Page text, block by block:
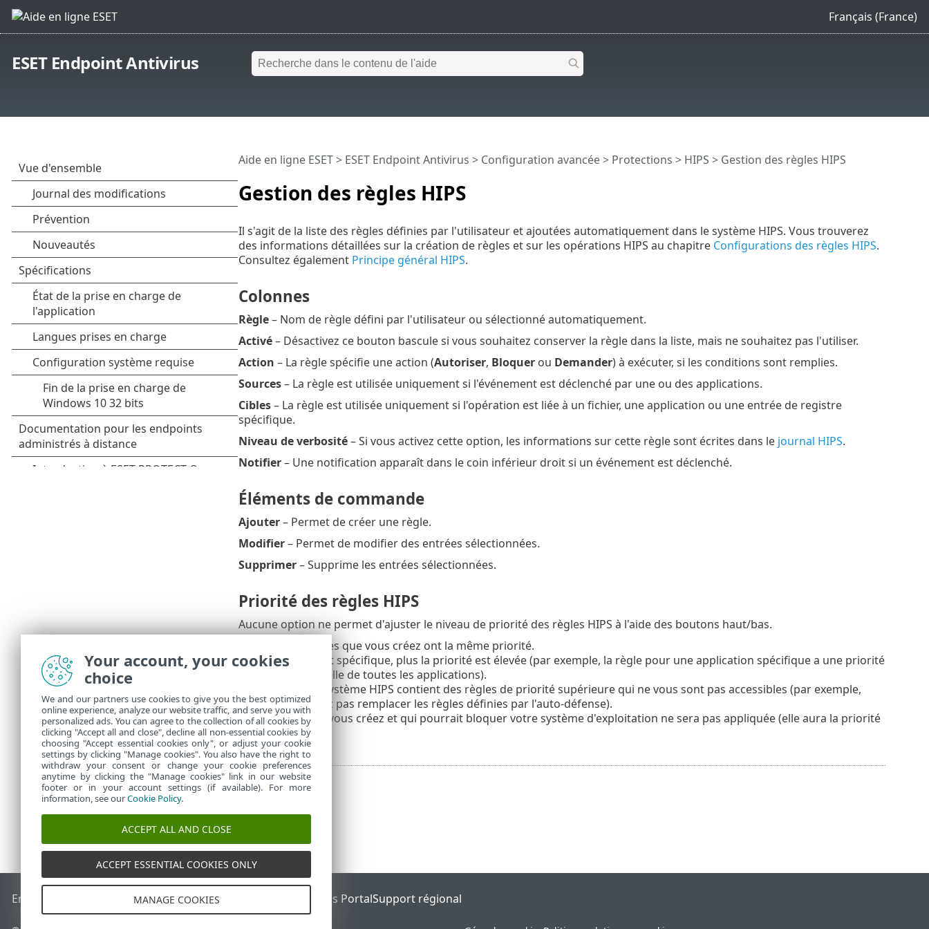
Français (France)
ESET Endpoint Antivirus
Gestion des règles HIPS
Aide en ligne ESET> ESET Endpoint Antivirus > Configuration avancée> Protections > HIPS > Gestion des règles HIPS
Il s'agit de la liste des règles définies par l'utilisateur et ajoutées automatiquement dans le système HIPS. Vous trouverez
des informations détaillées sur la création de règles et sur les opérations HIPS au chapitre Configurations des règles HIPS.
Consultez également Principe général HIPS.
Colonnes
Règle– Nom de règle défini par l'utilisateur ou sélectionné automatiquement.
Activé– Désactivez ce bouton bascule si vous souhaitez conserver la règle dans la liste, mais ne souhaitez pas l'utiliser.
Action – La règle spécifie une action (Autoriser, Bloquerou Demander) à exécuter, si les conditions sont remplies.
Sources– La règle est utilisée uniquement si l'événement est déclenché par une ou des applications.
Cibles– La règle est utilisée uniquement si l'opération est liée à un fichier, une application ou une entrée de registre
spécifique.
Niveau de verbosité– Si vous activez cette option, les informations sur cette règle sont écrites dans le journal HIPS.
Notifier– Une notification apparaît dans le coin inférieur droit si un événement est déclenché.
Éléments de commande
Ajouter– Permet de créer une règle.
Modifier– Permet de modifier des entrées sélectionnées.
Supprimer– Supprime les entrées sélectionnées.
Priorité des règles HIPS
Aucune option ne permet d'ajuster le niveau de priorité des règles HIPS à l'aide des boutons haut/bas.
Toutes les règles que vous créez ont la même priorité.
Plus la règle est spécifique, plus la priorité est élevée (par exemple, la règle pour une application spécifique a une priorité
supérieure à celle de toutes les applications).
En interne, le système HIPS contient des règles de priorité supérieure qui ne vous sont pas accessibles (par exemple,
vous ne pouvez pas remplacer les règles définies par l'auto-défense).
Une règle que vous créez et qui pourrait bloquer votre système d'exploitation ne sera pas appliquée (elle aura la priorité
la plus basse).
End of Life Base de connaissances ESETForum ESET ESET Status PortalSupport régional
Your account, your cookies
choice
We and our partners use cookies to give you the best optimized
online experience, analyze our website traffic, and serve you with
personalized ads. You can agree to the collection of all cookies by
clicking "Accept all and close", decline all non-essential cookies by
choosing "Accept essential cookies only", or adjust your cookie
settings by clicking "Manage cookies". You also have the right to
withdraw your consent or change your cookie preferences
anytime by clicking the "Manage cookies" link in our website
footer or in your account settings (if available). For more
information, see ourCookie Policy.
ACCEPT ALL AND CLOSE
ACCEPT ESSENTIAL COOKIES ONLY
MANAGE COOKIES